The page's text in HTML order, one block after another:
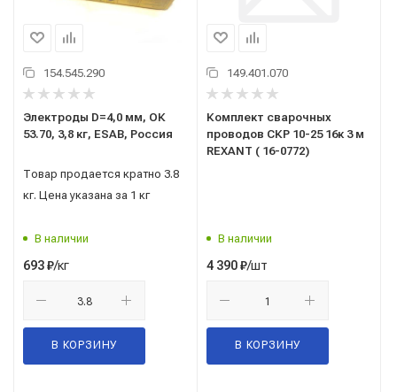
154.545.290
Электроды D=4,0 мм, ОК
53.70, 3,8 кг, ESAB, Россия
Товар продается кратно 3.8
кг. Цена указана за 1 кг
В наличии
693₽/кг
В КОРЗИНУ
149.401.070
Комплект сварочных
проводов СКР 10-25 16к 3 м
REXANT ( 16-0772)
В наличии
4 390₽/шт
В КОРЗИНУ